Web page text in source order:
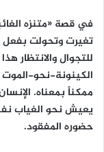
في قصة «متنزه
تغيرت وتحولت بفعل
للتجوال والانتظار
الكينونة-نحو-الموت
ممكناً بمعناه.
يعيش نحو الغياب
حضوره المفقود.